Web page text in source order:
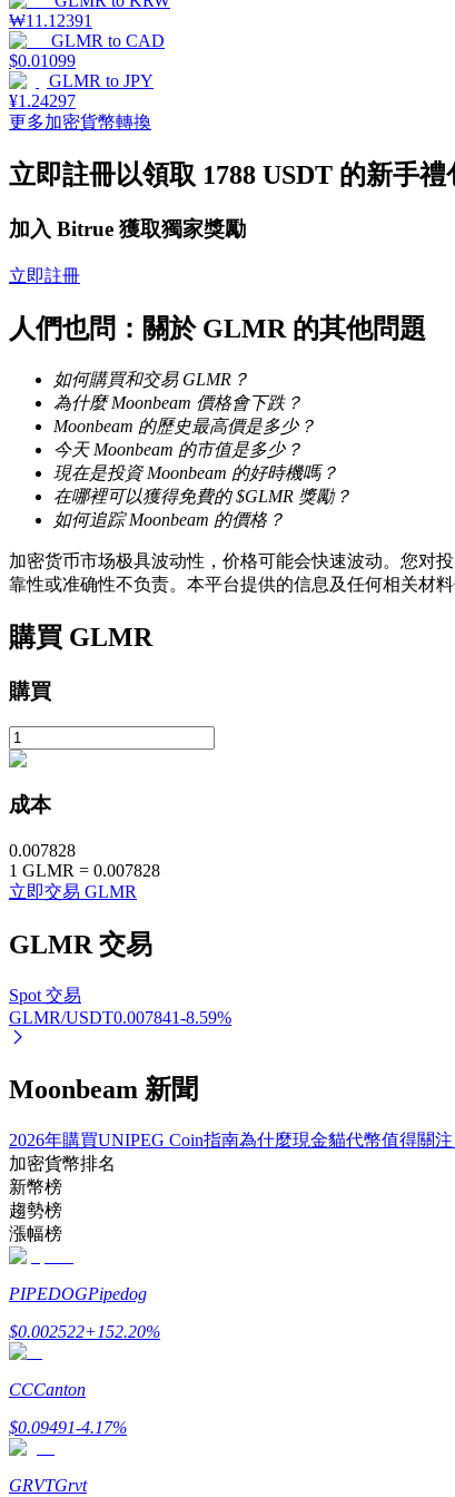
理財
使您的資產穩定增值
機槍池
Launchpool
活期質押獲得熱門資產
鎖倉BTR
輕鬆獲得多重福利
借貸寶
借貸數字貨幣，及時且安全的服務
₩11.12391
GLMR to CAD
$0.01099
GLMR to JPY
¥1.24297
更多加密貨幣轉換
立即註冊以領取 1788 USDT 的新手禮
加入 Bitrue 獲取獨家獎勵
立即註冊
人們也問：關於 GLMR 的其他問題
如何購買和交易 GLMR？
為什麼 Moonbeam 價格會下跌？
Moonbeam 的歷史最高價是多少？
今天 Moonbeam 的市值是多少？
現在是投資 Moonbeam 的好時機嗎？
在哪裡可以獲得免費的 $GLMR 獎勵？
如何追踪 Moonbeam 的價格？
加密货币市场极具波动性，价格可能会快速波动。您对
靠性或准确性不负责。本平台提供的信息及任何相关材
購買 GLMR
購買
成本
0.007828
1 GLMR = 0.007828
立即交易 GLMR
GLMR 交易
Spot 交易
GLMR/USDT0.007841-8.59%
Moonbeam 新聞
2026年購買UNIPEG Coin指南為什麼現金貓代幣值得關注
加密貨幣排名
新幣榜
趨勢榜
漲幅榜
PIPEDOGPipedog
$0.002522+152.20%
CCCanton
$0.09491-4.17%
GRVTGrvt